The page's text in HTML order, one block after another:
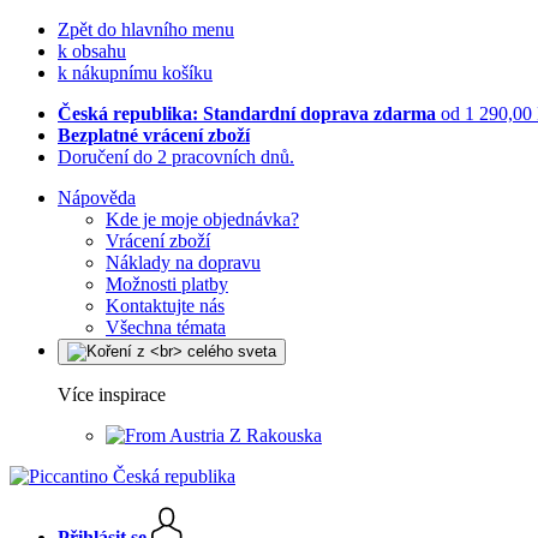
Zpět do hlavního menu
k obsahu
k nákupnímu košíku
Česká republika: Standardní doprava zdarma od 1 290,00
Bezplatné vrácení zboží
Doručení do 2 pracovních dnů.
Nápověda
Kde je moje objednávka?
Vrácení zboží
Náklady na dopravu
Možnosti platby
Kontaktujte nás
Všechna témata
Více inspirace
Z Rakouska